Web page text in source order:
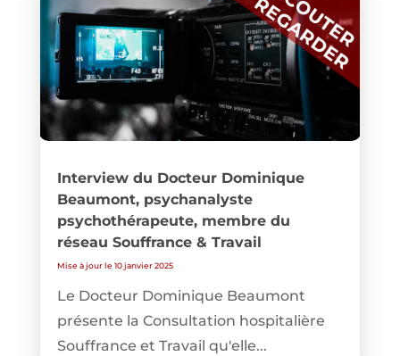
Interview du Docteur Dominique
Beaumont, psychanalyste
psychothérapeute, membre du
réseau Souffrance & Travail
Mise à jour le 10 janvier 2025
Le Docteur Dominique Beaumont
présente la Consultation hospitalière
Souffrance et Travail qu'elle...